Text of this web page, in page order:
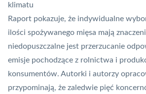
klimatu
Raport pokazuje, że indywidualne
ilości spożywanego mięsa mają
niedopuszczalne jest przerzucanie
emisje pochodzące z rolnictwa i
konsumentów. Autorki i autorzy
przypominają, że zaledwie pięć